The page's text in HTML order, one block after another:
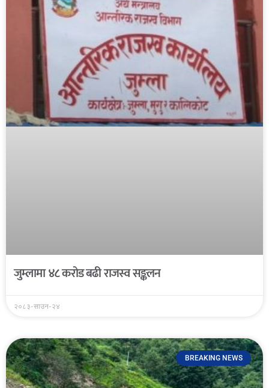
जुम्लामा ४८ करोड बढी राजस्व सङ्कलन
२०८३-साउन-२४
BREAKING NEWS